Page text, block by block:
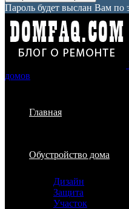
Пароль будет выслан Вам по
домов
Главная
Обустройство дома
Дизайн
Защита
Участок